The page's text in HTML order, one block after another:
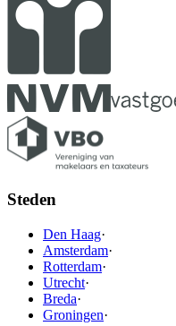
Steden
Den Haag·
Amsterdam·
Rotterdam·
Utrecht·
Breda·
Groningen·